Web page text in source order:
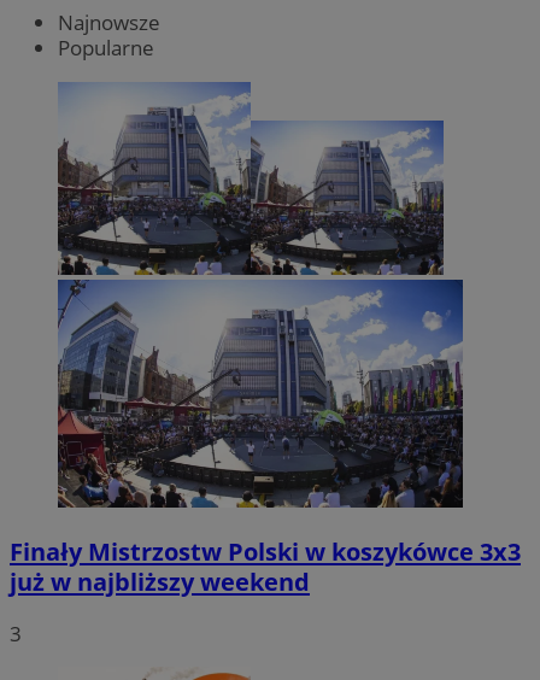
Najnowsze
Popularne
Finały Mistrzostw Polski w koszykówce 3x3
już w najbliższy weekend
3